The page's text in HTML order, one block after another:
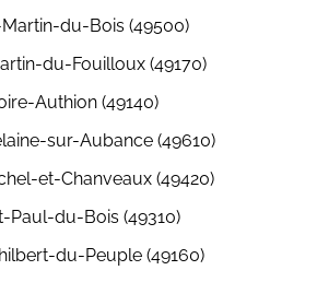
du-Bois (49500)
du-Fouilloux (49170)
Authion (49140)
sur-Aubance (49610)
et-Chanveaux (49420)
Paul-du-Bois (49310)
du-Peuple (49160)